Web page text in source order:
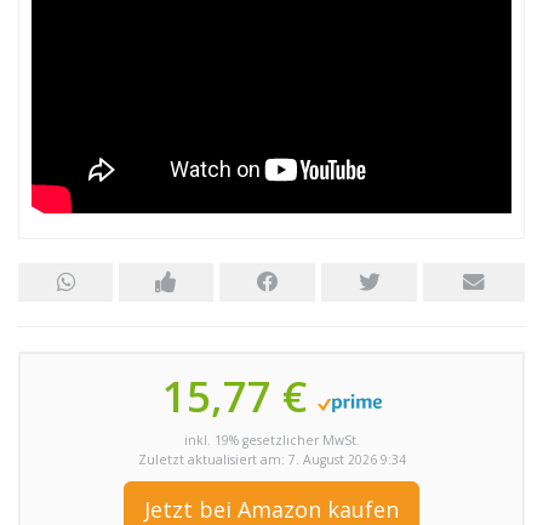
15,77 €
inkl. 19% gesetzlicher MwSt.
Zuletzt aktualisiert am: 7. August 2026 9:34
Jetzt bei Amazon kaufen